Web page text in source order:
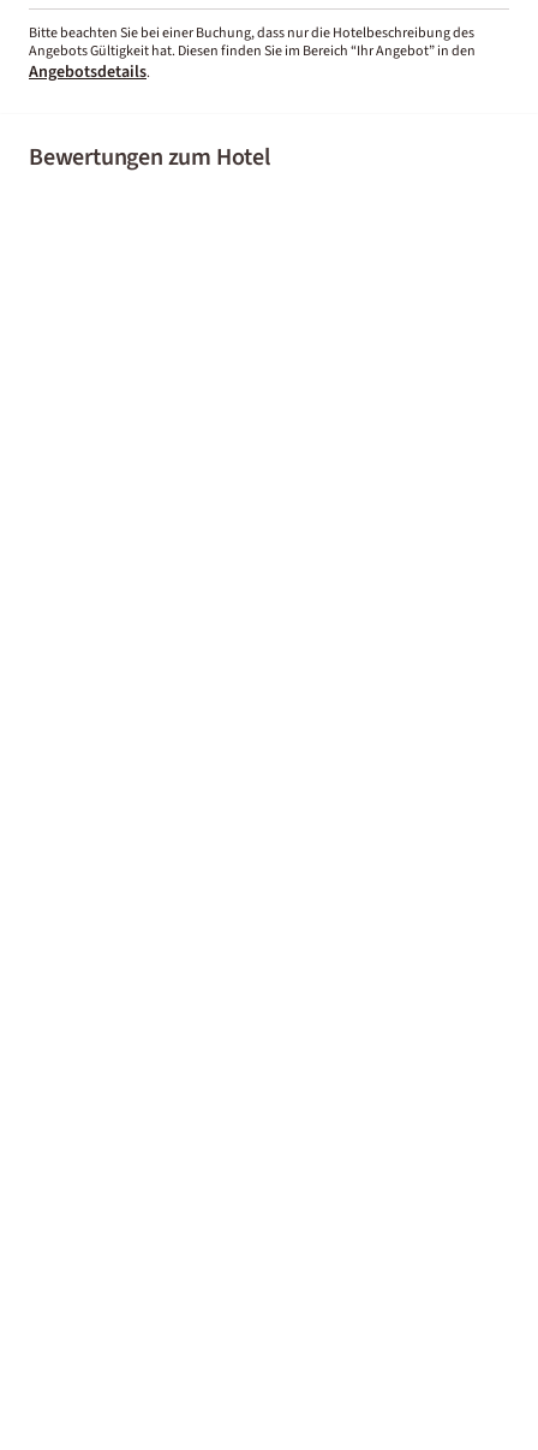
Bitte beachten Sie bei einer Buchung, dass nur die Hotelbeschreibung des
Angebots Gültigkeit hat. Diesen finden Sie im Bereich “Ihr Angebot” in den
Angebotsdetails.
Bewertungen zum Hotel